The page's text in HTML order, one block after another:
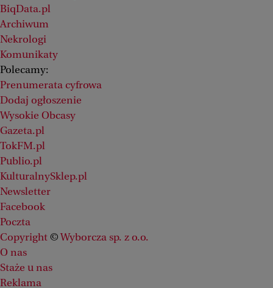
BiqData.pl
Archiwum
Nekrologi
Komunikaty
Polecamy:
Prenumerata cyfrowa
Dodaj ogłoszenie
Wysokie Obcasy
Gazeta.pl
TokFM.pl
Publio.pl
KulturalnySklep.pl
Newsletter
Facebook
Poczta
Copyright © Wyborcza sp. z o.o.
O nas
Staże u nas
Reklama